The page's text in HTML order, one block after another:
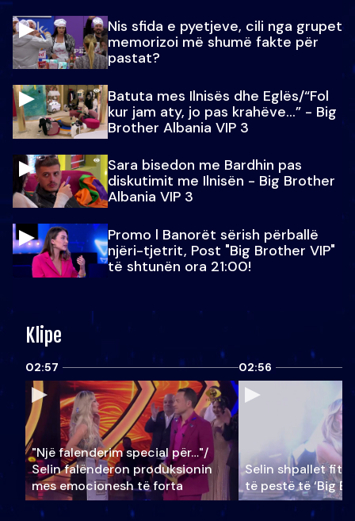
Nis sfida e pyetjeve, cili nga grupet
memorizoi më shumë fakte për
pastat?
Batuta mes Ilnisës dhe Eglës/“Fol
kur jam aty, jo pas krahëve…” - Big
Brother Albania VIP 3
Sara bisedon me Bardhin pas
diskutimit me Ilnisën - Big Brother
Albania VIP 3
Promo l Banorët sërish përballë
njëri-tjetrit, Post "Big Brother VIP"
të shtunën ora 21:00!
Klipe
02:57
"Një falenderim special për…"/
Selin falënderon produksionin
mes emocionesh të forta
02:56
Selin shpallet
të pestë të ‘Big